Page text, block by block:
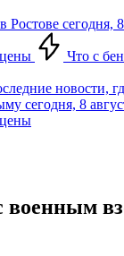
Ростове сегодня,
Что с
новости,
сегодня, 8
военным